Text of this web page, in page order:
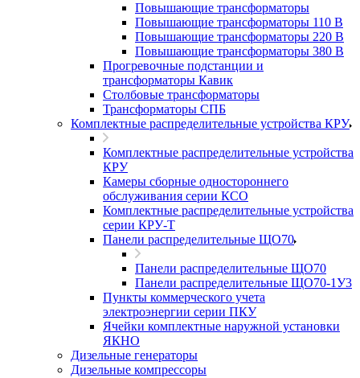
Повышающие трансформаторы
Повышающие трансформаторы 110 В
Повышающие трансформаторы 220 В
Повышающие трансформаторы 380 В
Прогревочные подстанции и
трансформаторы Кавик
Столбовые трансформаторы
Трансформаторы СПБ
Комплектные распределительные устройства КРУ
Комплектные распределительные устройства
КРУ
Камеры сборные одностороннего
обслуживания серии КСО
Комплектные распределительные устройства
серии КРУ-Т
Панели распределительные ЩО70
Панели распределительные ЩО70
Панели распределительные ЩО70-1У3
Пункты коммерческого учета
электроэнергии серии ПКУ
Ячейки комплектные наружной установки
ЯКНО
Дизельные генераторы
Дизельные компрессоры